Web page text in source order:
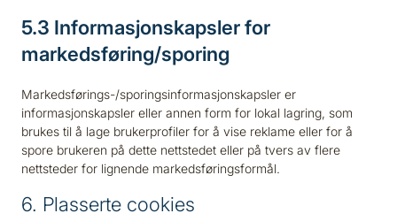
5.3 Informasjonskapsler for
markedsføring/sporing
Markedsførings-/sporingsinformasjonskapsler er
informasjonskapsler eller annen form for lokal lagring, som
brukes til å lage brukerprofiler for å vise reklame eller for å
spore brukeren på dette nettstedet eller på tvers av flere
nettsteder for lignende markedsføringsformål.
6. Plasserte cookies